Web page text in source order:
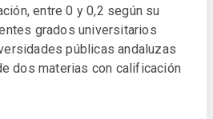
entre 0 y 0,2 según su
grados universitarios
públicas andaluzas
dos materias con calificación